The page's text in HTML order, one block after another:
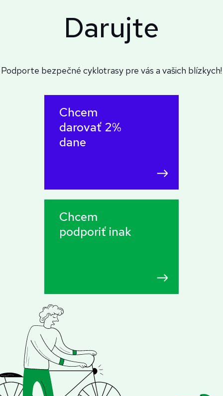
Darujte
Podporte bezpečné cyklotrasy pre vás a vašich blízkych!
Chcem
darovať 2%
dane
Chcem
podporiť inak